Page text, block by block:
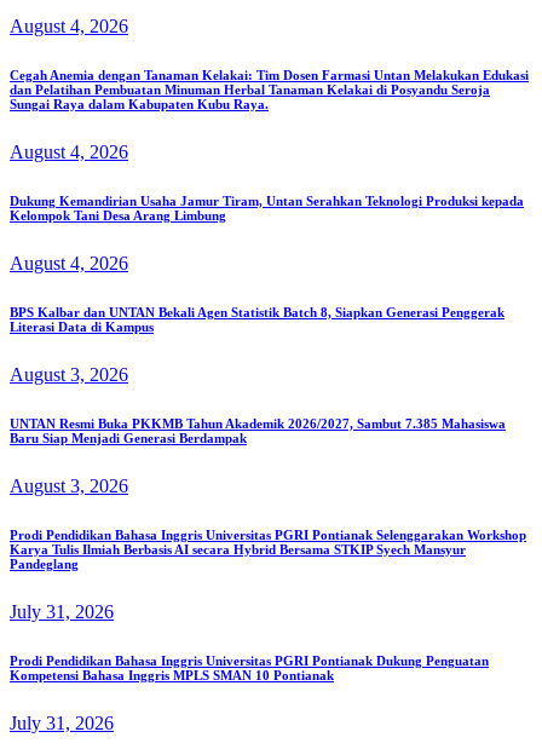
August 4, 2026
Cegah Anemia dengan Tanaman Kelakai: Tim Dosen Farmasi Untan Melakukan Edukasi
dan Pelatihan Pembuatan Minuman Herbal Tanaman Kelakai di Posyandu Seroja
Sungai Raya dalam Kabupaten Kubu Raya.
August 4, 2026
Dukung Kemandirian Usaha Jamur Tiram, Untan Serahkan Teknologi Produksi kepada
Kelompok Tani Desa Arang Limbung
August 4, 2026
BPS Kalbar dan UNTAN Bekali Agen Statistik Batch 8, Siapkan Generasi Penggerak
Literasi Data di Kampus
August 3, 2026
UNTAN Resmi Buka PKKMB Tahun Akademik 2026/2027, Sambut 7.385 Mahasiswa
Baru Siap Menjadi Generasi Berdampak
August 3, 2026
Prodi Pendidikan Bahasa Inggris Universitas PGRI Pontianak Selenggarakan Workshop
Karya Tulis Ilmiah Berbasis AI secara Hybrid Bersama STKIP Syech Mansyur
Pandeglang
July 31, 2026
Prodi Pendidikan Bahasa Inggris Universitas PGRI Pontianak Dukung Penguatan
Kompetensi Bahasa Inggris MPLS SMAN 10 Pontianak
July 31, 2026